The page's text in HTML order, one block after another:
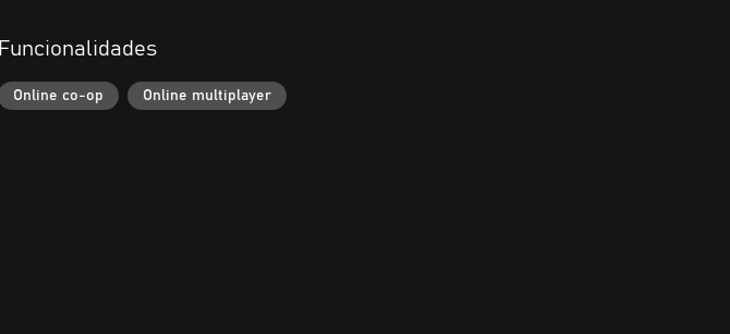
Funcionalidades
Online co-op Online multiplayer